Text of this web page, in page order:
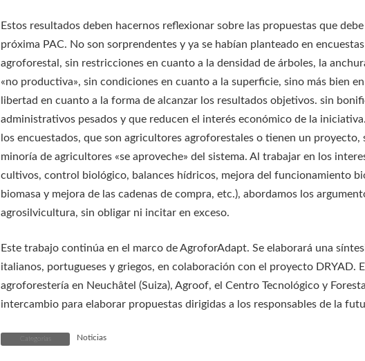
Estos resultados deben hacernos reflexionar sobre las propuestas que
próxima PAC. No son sorprendentes y ya se habían planteado en
agroforestal, sin restricciones en cuanto a la densidad de árboles, la
«no productiva», sin condiciones en cuanto a la superficie, sino más bien
libertad en cuanto a la forma de alcanzar los resultados objetivos. sin
administrativos pesados y que reducen el interés económico de la
los encuestados, que son agricultores agroforestales o tienen un proyecto,
minoría de agricultores «se aproveche» del sistema. Al trabajar en los
cultivos, control biológico, balances hídricos, mejora del funcionamiento
biomasa y mejora de las cadenas de compra, etc.), abordamos los
agrosilvicultura, sin obligar ni incitar en exceso.
Este trabajo continúa en el marco de AgroforAdapt. Se elaborará una
italianos, portugueses y griegos, en colaboración con el proyecto DRYAD.
agroforestería en Neuchâtel (Suiza), Agroof, el Centro Tecnológico y
intercambio para elaborar propuestas dirigidas a los responsables de la
Categorías Noticias